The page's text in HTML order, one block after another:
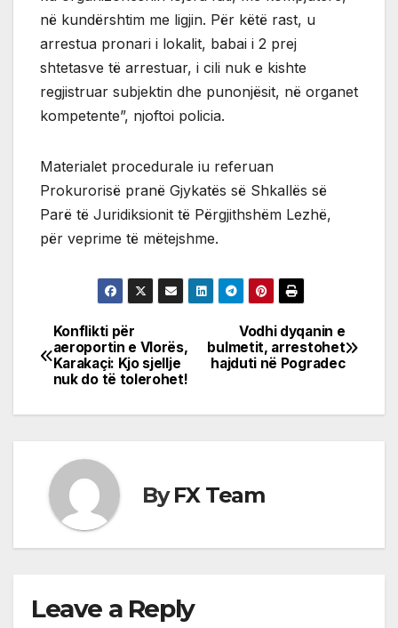
në kundërshtim me ligjin. Për këtë rast, u
arrestua pronari i lokalit, babai i 2 prej
shtetasve të arrestuar, i cili nuk e kishte
regjistruar subjektin dhe punonjësit, në organet
kompetente”, njoftoi policia.
Materialet procedurale iu referuan
Prokurorisë pranë Gjykatës së Shkallës së
Parë të Juridiksionit të Përgjithshëm Lezhë,
për veprime të mëtejshme.
Post
navigation
Vodhi dyqanin e
bulmetit, arrestohet
hajduti në Pogradec
Konflikti për
aeroportin e Vlorës,
Karakaçi: Kjo sjellje
nuk do të tolerohet!
ByFX Team
Leave a Reply